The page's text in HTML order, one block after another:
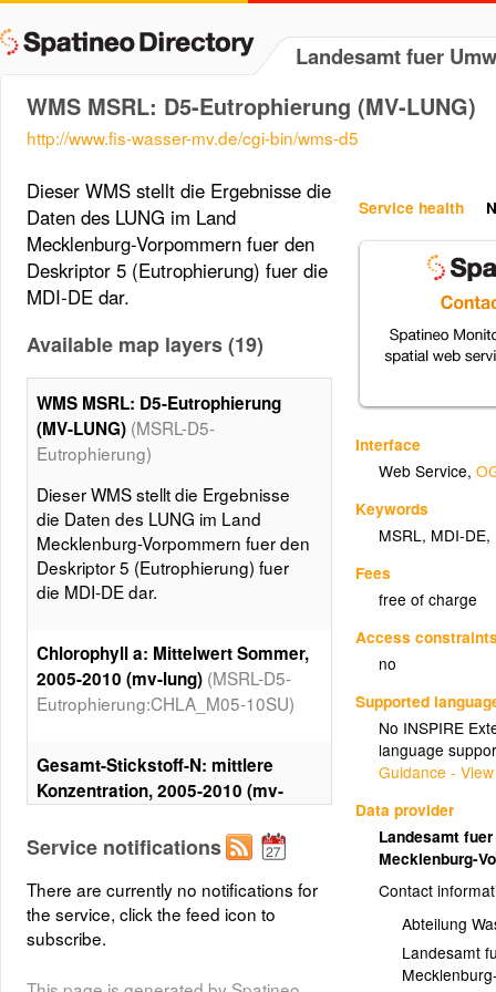
Landesamt fuer
WMS MSRL: D5-Eutrophierung (MV-LUNG)
http://www.fis-wasser-mv.de/cgi-bin/wms-d5
Service health
Interface
Web Service,
Keywords
MSRL, MDI-DE,
Fees
free of charge
Access
no
Supported
No INSPIRE
language
Guidance -
Data provider
Landesamt
Mecklenburg-
Contact
Abteilung
Landesamt
Dieser WMS stellt die Ergebnisse die
Daten des LUNG im Land
Mecklenburg-Vorpommern fuer den
Deskriptor 5 (Eutrophierung) fuer die
MDI-DE dar.
Available map layers (19)
WMS MSRL: D5-Eutrophierung
(MV-LUNG) (MSRL-D5-
Eutrophierung)
Dieser WMS stellt die Ergebnisse
die Daten des LUNG im Land
Mecklenburg-Vorpommern fuer den
Deskriptor 5 (Eutrophierung) fuer
die MDI-DE dar.
Chlorophyll a: Mittelwert Sommer,
2005-2010 (mv-lung) (MSRL-D5-
Eutrophierung:CHLA_M05-10SU)
Gesamt-Stickstoff-N: mittlere
Konzentration, 2005-2010 (mv-
Eutrophierung:NTOT_M05-10)
Ammonium-N: mittlere Winter-
konzentration, 2005-2010 (mv-
lung)(MSRL-D5-
Eutrophierung:AMON_M05-10WI)
Service notifications
There are currently no notifications for
the service, click the feed icon to
subscribe.